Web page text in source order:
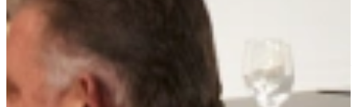
Bovenzijde 20,5 cm., Kookdiameter 14,5 cm., Hoogte 7,5 cm.
De Tri-Ply pannen geleiden dermate goed dat de pan gelijkmatig
warm wordt, en niet alleen de bodem, juist ook de zijkanten van de
Tri-Ply pan. Hierdoor hoeft u veel minder te roeren en koekt het veel
minder snel aan.
Extra gegevens over Tri-Ply pannen: * Tri-Ply pannen hebben drie